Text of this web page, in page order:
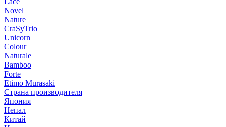
Novel
Nature
CraSyTrio
Unicorn
Colour
Naturale
Bamboo
Forte
Etimo Murasaki
Страна производителя
Япония
Непал
Китай